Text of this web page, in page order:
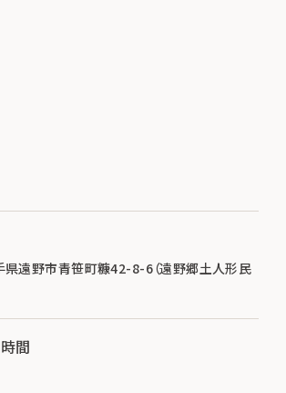
遠野市青笹町糠42-8-6（遠野郷土人形民
間